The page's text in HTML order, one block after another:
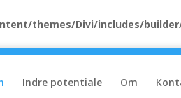
themes/Divi/includes/
Indre potentiale Om